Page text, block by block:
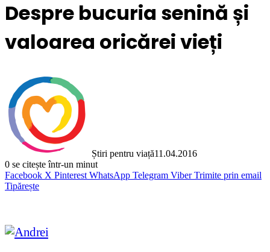
Despre bucuria senină și
valoarea oricărei vieți
Știri pentru viață11.04.2016
0 se citește într-un minut
Facebook X Pinterest WhatsApp Telegram Viber Trimite prin email
Tipărește